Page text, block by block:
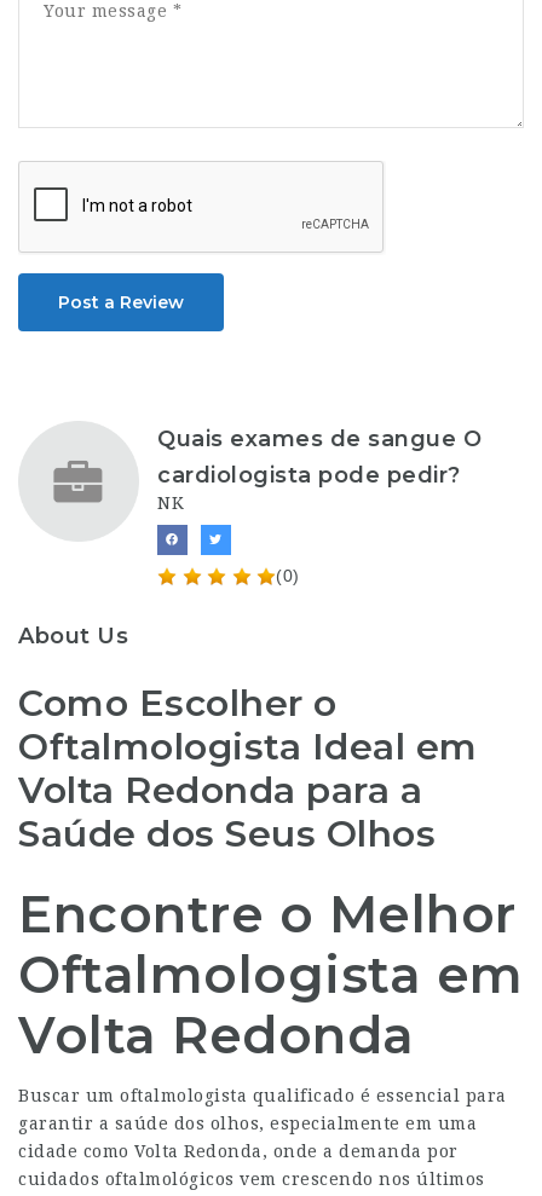
Post a Review
Quais exames de sangue O
cardiologista pode pedir?
NK
(0)
About Us
Como Escolher o
Oftalmologista Ideal em
Volta Redonda para a
Saúde dos Seus Olhos
Encontre o Melhor
Oftalmologista em
Volta Redonda
Buscar um oftalmologista qualificado é essencial para
garantir a saúde dos olhos, especialmente em uma
cidade como Volta Redonda, onde a demanda por
cuidados oftalmológicos vem crescendo nos últimos